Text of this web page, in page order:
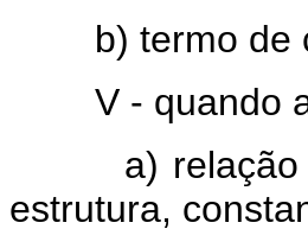
b) termo de
V - quando
a) relação de
estrutura,